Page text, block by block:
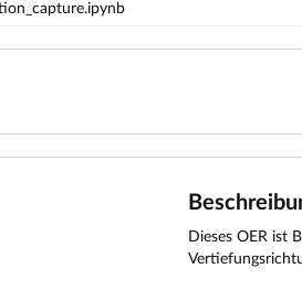
Dieses OER ist